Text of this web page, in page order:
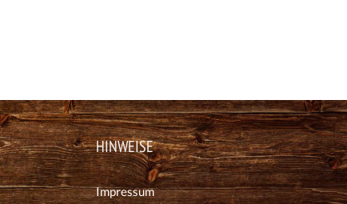
HINWEISE
Impressum